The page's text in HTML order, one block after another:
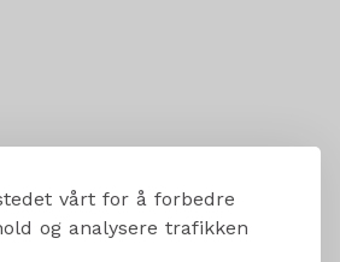
vårt for å forbedre
og analysere trafikken